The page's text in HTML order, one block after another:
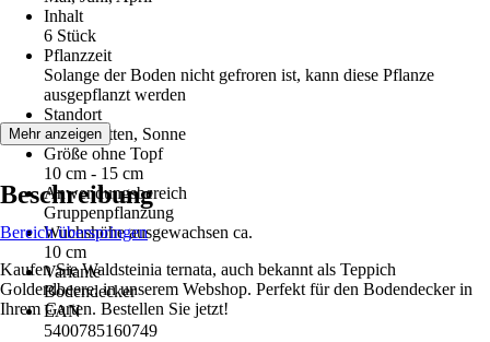
Inhalt
6 Stück
Pflanzzeit
Solange der Boden nicht gefroren ist, kann diese Pflanze
ausgepflanzt werden
Standort
Halbschatten, Sonne
Größe ohne Topf
10 cm - 15 cm
Anwendungsbereich
Gruppenpflanzung
Wuchshöhe ausgewachsen ca.
10 cm
Variante
Bodendecker
EAN
5400785160749
Mehr anzeigen
Beschreibung
Bereich überspringen
Kaufen Sie Waldsteinia ternata, auch bekannt als Teppich
Golderdbeere, in unserem Webshop. Perfekt für den Bodendecker in
Ihrem Garten. Bestellen Sie jetzt!